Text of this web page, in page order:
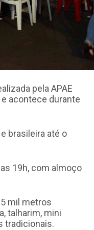
pela APAE
acontece durante
brasileira até o
19h, com almoço
mil metros
talharim, mini
tradicionais.